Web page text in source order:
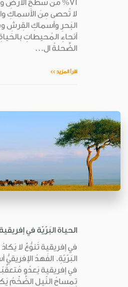
71% من سَطحِ الأَرضِ
لا تُحصى مِنَ الأسماكِ
البَحرِ وأسماكِ القِرشِ
أنحاءِ المُحيطاتِ
الضَّحلةُ ال...
اقرأ المزيد >>
الحياة البَرّيّة في إفريقية
في إفريقية تَنوُّعٌ لا
البَرّيّةِ. الفَهدُ
في إفريقية يَعدُو
تِمساحُ النّيلِ الضَّخْمُ